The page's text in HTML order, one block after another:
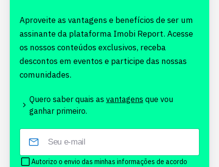
Aproveite as vantagens e benefícios de ser um
assinante da plataforma Imobi Report. Acesse
os nossos conteúdos exclusivos, receba
descontos em eventos e participe das nossas
comunidades.
Quero saber quais as vantagens que vou
ganhar primeiro.
Autorizo o envio das minhas informações de acordo